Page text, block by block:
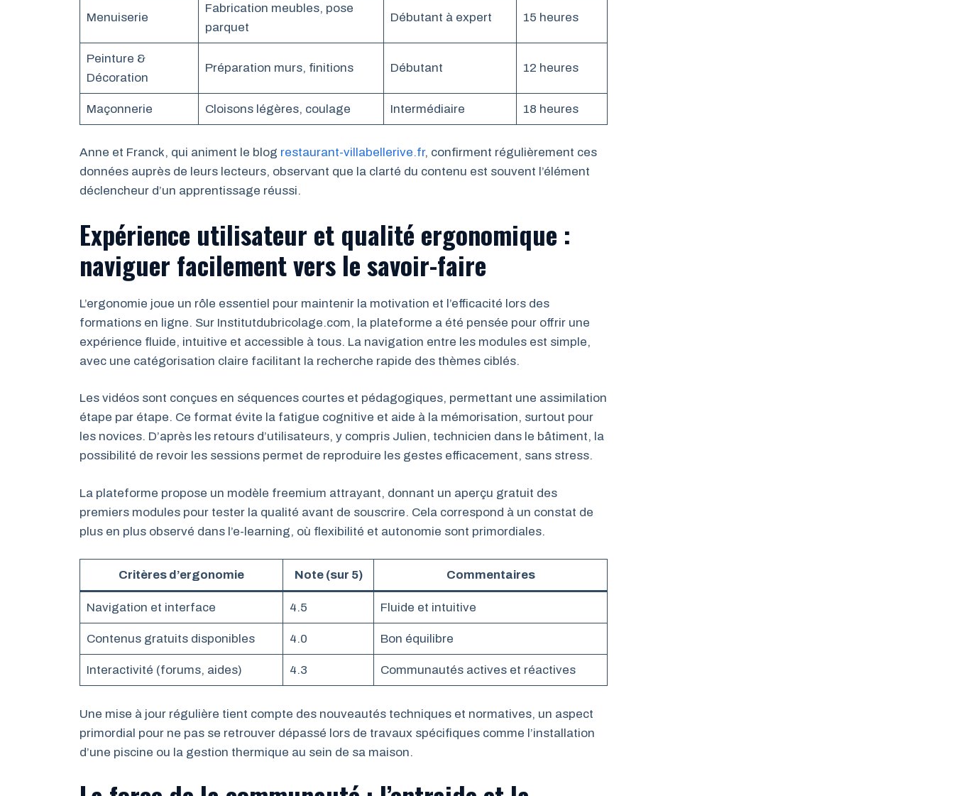
Menuiserie
Fabrication meubles, pose
parquet
Débutant à expert 15 heures
Peinture &
Décoration
Préparation murs, finitions Débutant 12 heures
Maçonnerie Cloisons légères, coulage Intermédiaire 18 heures
Anne et Franck, qui animent le blog restaurant-villabellerive.fr, confirment régulièrement ces
données auprès de leurs lecteurs, observant que la clarté du contenu est souvent l’élément
déclencheur d’un apprentissage réussi.
Expérience utilisateur et qualité ergonomique :
naviguer facilement vers le savoir-faire
L’ergonomie joue un rôle essentiel pour maintenir la motivation et l’efficacité lors des
formations en ligne. Sur Institutdubricolage.com, la plateforme a été pensée pour offrir une
expérience fluide, intuitive et accessible à tous. La navigation entre les modules est simple,
avec une catégorisation claire facilitant la recherche rapide des thèmes ciblés.
Les vidéos sont conçues en séquences courtes et pédagogiques, permettant une assimilation
étape par étape. Ce format évite la fatigue cognitive et aide à la mémorisation, surtout pour
les novices. D’après les retours d’utilisateurs, y compris Julien, technicien dans le bâtiment, la
possibilité de revoir les sessions permet de reproduire les gestes efficacement, sans stress.
La plateforme propose un modèle freemium attrayant, donnant un aperçu gratuit des
premiers modules pour tester la qualité avant de souscrire. Cela correspond à un constat de
plus en plus observé dans l’e-learning, où flexibilité et autonomie sont primordiales.
Critères d’ergonomie Note (sur 5) Commentaires
Navigation et interface 4.5 Fluide et intuitive
Contenus gratuits disponibles 4.0 Bon équilibre
Interactivité (forums, aides) 4.3 Communautés actives et réactives
Une mise à jour régulière tient compte des nouveautés techniques et normatives, un aspect
primordial pour ne pas se retrouver dépassé lors de travaux spécifiques comme l’installation
d’une piscine ou la gestion thermique au sein de sa maison.